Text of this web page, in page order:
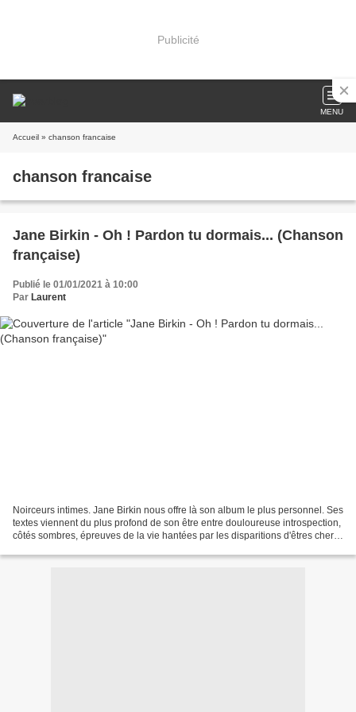
Publicité
MENU
Accueil » chanson francaise
chanson francaise
Jane Birkin - Oh ! Pardon tu dormais... (Chanson
française)
Publié le 01/01/2021 à 10:00
Par Laurent
Noirceurs intimes. Jane Birkin nous offre là son album le plus personnel. Ses
textes viennent du plus profond de son être entre douloureuse introspection,
côtés sombres, épreuves de la vie hantées par les disparitions d'êtres chers,